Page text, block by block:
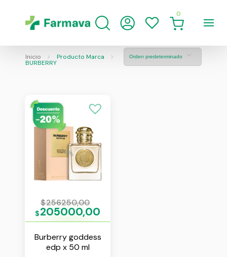
0
Inicio Producto Marca
BURBERRY
$256250,00
$205000,00
Burberry goddess
edp x 50 ml